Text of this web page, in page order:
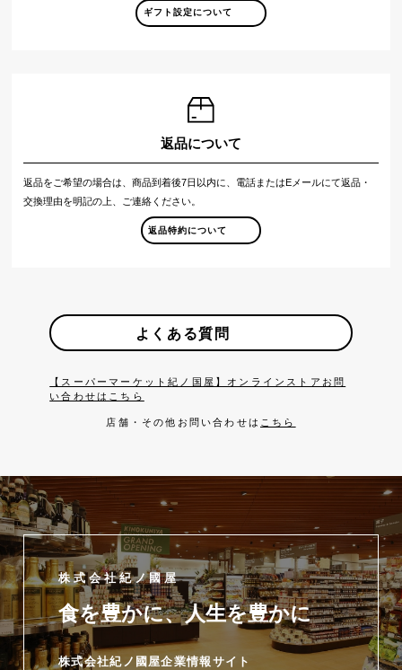
ギフト設定について
返品について
返品をご希望の場合は、商品到着後7日以内に、電話またはEメールにて返品・
交換理由を明記の上、ご連絡ください。
返品特約について
よくある質問
【スーパーマーケット紀ノ国屋】オンラインストアお問
い合わせはこちら
店舗・その他お問い合わせは こちら
株式会社紀ノ國屋
食を豊かに、人生を豊かに
株式会社紀ノ國屋企業情報サイト